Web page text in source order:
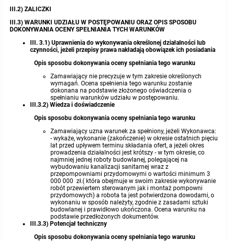
III.2) ZALICZKI
III.3) WARUNKI UDZIAŁU W POSTĘPOWANIU ORAZ OPIS SPOSOBU
DOKONYWANIA OCENY SPEŁNIANIA TYCH WARUNKÓW
III. 3.1) Uprawnienia do wykonywania określonej działalności lub
czynności, jeżeli przepisy prawa nakładają obowiązek ich posiadania
Opis sposobu dokonywania oceny spełniania tego warunku
Zamawiający nie precyzuje w tym zakresie określonych
wymagań. Ocena spełnienia tego warunku zostanie
dokonana na podstawie złożonego oświadczenia o
spełnianiu warunków udziału w postępowaniu.
III.3.2) Wiedza i doświadczenie
Opis sposobu dokonywania oceny spełniania tego warunku
Zamawiający uzna warunek za spełniony, jeżeli Wykonawca:
- wykaże, wykonanie (zakończenie) w okresie ostatnich pięciu
lat przed upływem terminu składania ofert, a jeżeli okres
prowadzenia działalności jest krótszy - w tym okresie, co
najmniej jednej roboty budowlanej, polegającej na
wybudowaniu kanalizacji sanitarnej wraz z
przepompowniami przydomowymi o wartości minimum 3
000 000 zł.( która obejmuje w swoim zakresie wykonywanie
robót przewiertem sterowanym jak i montaż pompowni
przydomowych) a robota ta jest potwierdzona dowodami, o
wykonaniu w sposób należyty, zgodnie z zasadami sztuki
budowlanej i prawidłowo ukończona. Ocena warunku na
podstawie przedłożonych dokumentów.
III.3.3) Potencjał techniczny
Opis sposobu dokonywania oceny spełniania tego warunku